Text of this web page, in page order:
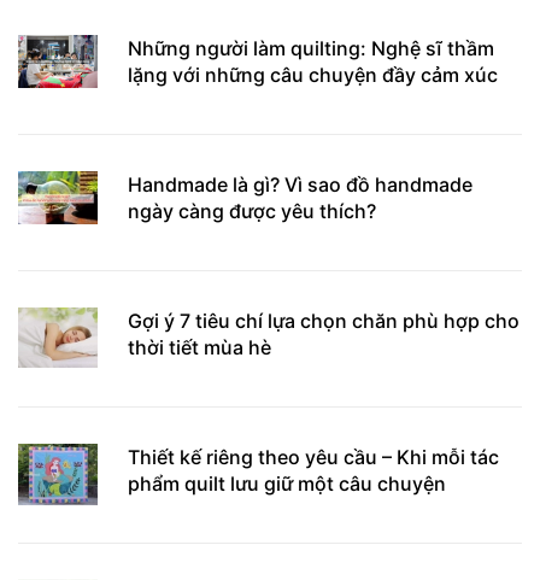
Những người làm quilting: Nghệ sĩ thầm
lặng với những câu chuyện đầy cảm xúc
Handmade là gì? Vì sao đồ handmade
ngày càng được yêu thích?
Gợi ý 7 tiêu chí lựa chọn chăn phù hợp cho
thời tiết mùa hè
Thiết kế riêng theo yêu cầu – Khi mỗi tác
phẩm quilt lưu giữ một câu chuyện